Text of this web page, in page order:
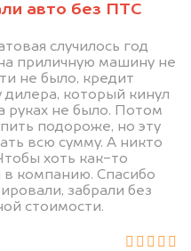
авто без ПТС
случилось год
приличную машину не
не было, кредит
дилера, который кинул
руках не было. Потом
подороже, но эту
всю сумму. А никто
хоть как-то
в компанию. Спасибо
забрали без
стоимости.
обработку своих
и соглашаюсь с